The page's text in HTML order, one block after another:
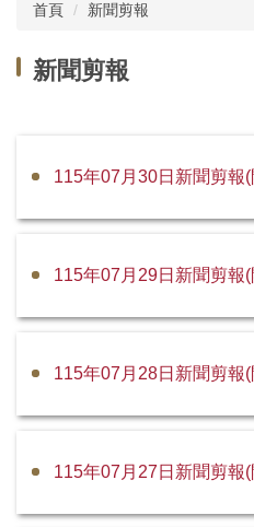
首頁 新聞剪報
新聞剪報
115年07月30日新聞剪報
115年07月29日新聞剪報
115年07月28日新聞剪報
115年07月27日新聞剪報